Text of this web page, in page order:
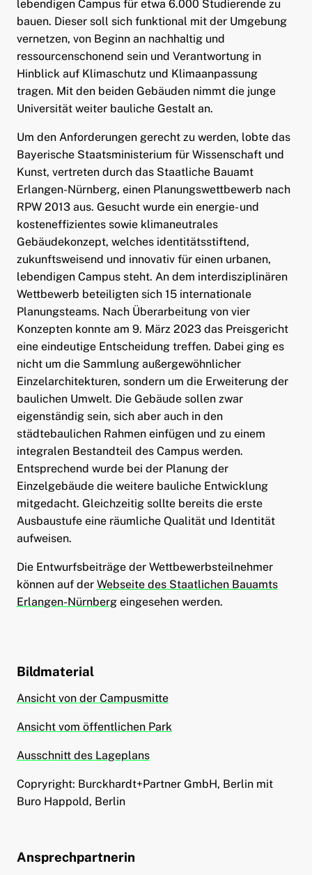
lebendigen Campus für etwa 6.000 Studierende zu
bauen. Dieser soll sich funktional mit der Umgebung
vernetzen, von Beginn an nachhaltig und
ressourcenschonend sein und Verantwortung in
Hinblick auf Klimaschutz und Klimaanpassung
tragen. Mit den beiden Gebäuden nimmt die junge
Universität weiter bauliche Gestalt an.
Um den Anforderungen gerecht zu werden, lobte das
Bayerische Staatsministerium für Wissenschaft und
Kunst, vertreten durch das Staatliche Bauamt
Erlangen-Nürnberg, einen Planungswettbewerb nach
RPW 2013 aus. Gesucht wurde ein energie- und
kosteneffizientes sowie klimaneutrales
Gebäudekonzept, welches identitätsstiftend,
zukunftsweisend und innovativ für einen urbanen,
lebendigen Campus steht. An dem interdisziplinären
Wettbewerb beteiligten sich 15 internationale
Planungsteams. Nach Überarbeitung von vier
Konzepten konnte am 9. März 2023 das Preisgericht
eine eindeutige Entscheidung treffen. Dabei ging es
nicht um die Sammlung außergewöhnlicher
Einzelarchitekturen, sondern um die Erweiterung der
baulichen Umwelt. Die Gebäude sollen zwar
eigenständig sein, sich aber auch in den
städtebaulichen Rahmen einfügen und zu einem
integralen Bestandteil des Campus werden.
Entsprechend wurde bei der Planung der
Einzelgebäude die weitere bauliche Entwicklung
mitgedacht. Gleichzeitig sollte bereits die erste
Ausbaustufe eine räumliche Qualität und Identität
aufweisen.
Die Entwurfsbeiträge der Wettbewerbsteilnehmer
können auf der Webseite des Staatlichen Bauamts
Erlangen-Nürnbergeingesehen werden.
Bildmaterial
Ansicht von der Campusmitte
Ansicht vom öffentlichen Park
Ausschnitt des Lageplans
Copryright: Burckhardt+Partner GmbH, Berlin mit
Buro Happold, Berlin
Ansprechpartnerin